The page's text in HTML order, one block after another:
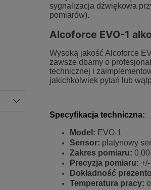
Cena regularna:389,00 zł
sygnalizacja dźwiękowa
pomiarów).
Alcoforce EVO-1
Wysoką jakość Alcoforce
zawsze dbamy o
technicznej i
jakichkolwiek pytań lub
Specyfikacja techniczna:
Model: EVO-1
Sensor: platynowy
Zakres pomiaru:
Precyzja pomiaru:
Dokładność
Temperatura pracy: